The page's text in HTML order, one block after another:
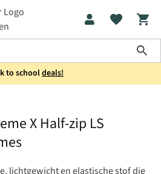
to schooldeals!
X Half-zip LS
lichtgewicht en elastische stof die